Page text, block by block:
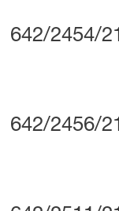
642/2454/21
642/2456/21